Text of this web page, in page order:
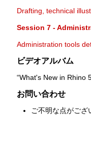
Drafting, technical
Session 7 -
Administration tools
ビデオアルバム
“What's New in Rhino
お問い合わせ
ご不明な点がござ